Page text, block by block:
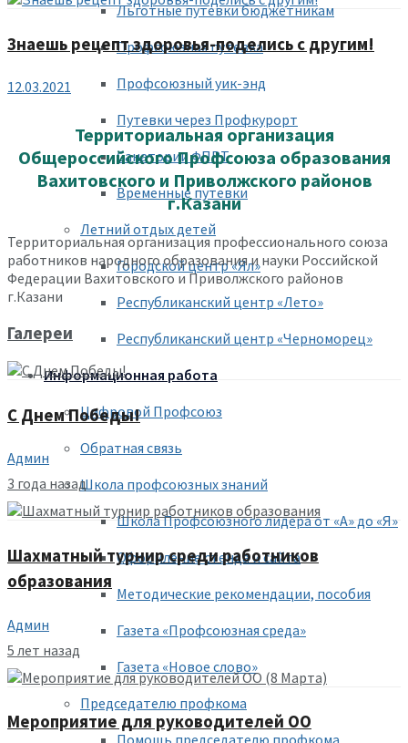
Льготные путевки бюджетникам
Профсоюзная путевка
Профсоюзный уик-энд
Путевки через Профкурорт
Санатории ФПРТ
Временные путевки
Летний отдых детей
Городской центр «Ял»
Республиканский центр «Лето»
Республиканский центр «Черноморец»
Информационная работа
Цифровой Профсоюз
Обратная связь
Школа профсоюзных знаний
Школа Профсоюзного лидера от «А» до «Я»
Оформление стенда и сайта
Методические рекомендации, пособия
Газета «Профсоюзная среда»
Газета «Новое слово»
Председателю профкома
Помощь председателю профкома
Знаешь рецепт здоровья-поделись с другим!
12.03.2021
Территориальная организация
Общероссийского Профсоюза образования
Вахитовского и Приволжского районов
г.Казани
Территориальная организация профессионального союза
работников народного образования и науки Российской
Федерации Вахитовского и Приволжского районов
г.Казани
Галереи
С Днем Победы!
Админ
3 года назад
Шахматный турнир среди работников
образования
Админ
5 лет назад
Мероприятие для руководителей ОО